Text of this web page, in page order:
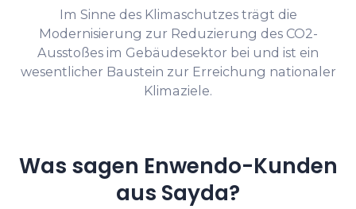
Im Sinne des Klimaschutzes trägt die
Modernisierung zur Reduzierung des CO2-
Ausstoßes im Gebäudesektor bei und ist ein
wesentlicher Baustein zur Erreichung nationaler
Klimaziele.
Was sagen Enwendo-Kunden
aus Sayda?